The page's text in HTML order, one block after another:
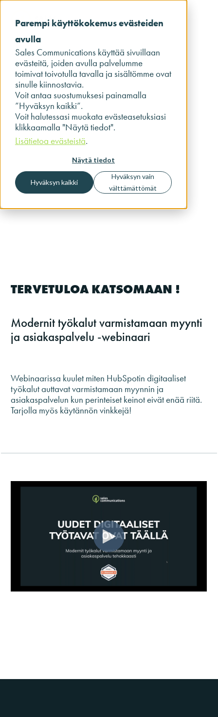
Parempi käyttökokemus evästeiden
avulla
Sales Communications käyttää sivuillaan
evästeitä, joiden avulla palvelumme
toimivat toivotulla tavalla ja sisältömme ovat
sinulle kiinnostavia.
Voit antaa suostumuksesi painamalla
”Hyväksyn kaikki”.
Voit halutessasi muokata evästeasetuksiasi
klikkaamalla "Näytä tiedot".
Lisätietoa evästeistä.
Näytä tiedot
Hyväksyn kaikki
Hyväksyn vain
välttämättömät
TERVETULOA KATSOMAAN !
Modernit työkalut varmistamaan myynti
ja asiakaspalvelu -webinaari
Webinaarissa kuulet miten HubSpotin digitaaliset
työkalut auttavat varmistamaan myynnin ja
asiakaspalvelun kun perinteiset keinot eivät enää riitä.
Tarjolla myös käytännön vinkkejä!